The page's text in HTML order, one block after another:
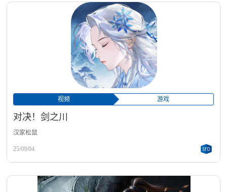
视频 游戏
对决！剑之川
汉家松鼠
25/09/04